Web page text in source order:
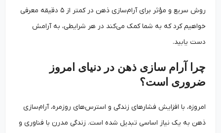
روش سریع و مؤثر برای آرام‌سازی ذهن در کمتر از ۵ دقیقه معرفی
خواهیم کرد که به شما کمک می‌کند در هر شرایطی، به آرامش
دست یابید.
چرا آرام‌ سازی ذهن در دنیای امروز
ضروری است؟
امروزه، با افزایش فشارهای زندگی و استرس‌های روزمره، آرام‌سازی
ذهن به یک نیاز اساسی تبدیل شده است. زندگی مدرن با فناوری و